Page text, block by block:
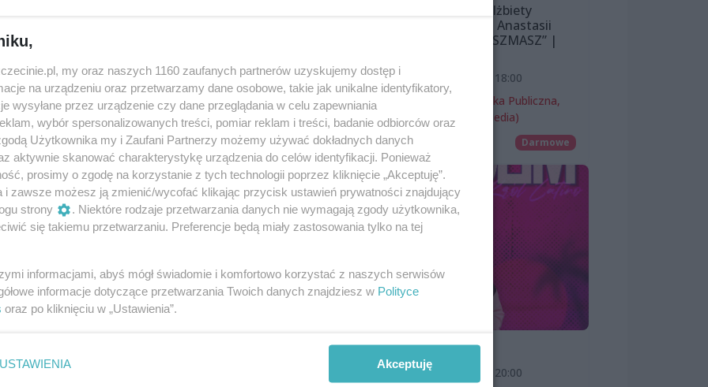
na żywo, w ramach których można
przez szczecińskich artystów.
oraz Marian Mazurek. W gitarowo-wokalnych aranżacjach
hiszpańska i meksykańska oraz przeboje takich
czy Gipsy Kings. Nie zabraknie muzycznych niespodzianek.
hiszpańska i pop w niecodziennym wydaniu.
Wystawa Elżbiety
Śnieżewskiej i Anastasii
Lazarevej „MISZMASZ” |
7 sierpnia 2026, 18:00
Miejska Biblioteka Publiczna,
filia nr 54 (ProMedia)
Darmowe
SKOLIM
7 sierpnia 2026, 20:00
my oraz naszych 1160 zaufanych partnerów uzyskujemy dostęp i
na urządzeniu oraz przetwarzamy dane osobowe, takie jak unikalne identyfikatory,
wysyłane przez urządzenie czy dane przeglądania w celu zapewniania
wybór spersonalizowanych treści, pomiar reklam i treści, badanie odbiorców oraz
Użytkownika my i Zaufani Partnerzy możemy używać dokładnych danych
aktywnie skanować charakterystykę urządzenia do celów identyfikacji. Ponieważ
prosimy o zgodę na korzystanie z tych technologii poprzez kliknięcie „Akceptuję”.
i zawsze możesz ją zmienić/wycofać klikając przycisk ustawień prywatności znajdujący
strony
. Niektóre rodzaje przetwarzania danych nie wymagają zgody użytkownika,
się takiemu przetwarzaniu. Preferencje będą miały zastosowania tylko na tej
informacjami, abyś mógł świadomie i komfortowo korzystać z naszych serwisów
informacje dotyczące przetwarzania Twoich danych znajdziesz w Polityce
oraz po kliknięciu w „Ustawienia”.
USTAWIENIA Akceptuję